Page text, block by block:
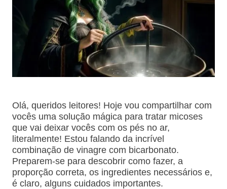
Olá, queridos leitores! Hoje vou compartilhar com
vocês uma solução mágica para tratar micoses
que vai deixar vocês com os pés no ar,
literalmente! Estou falando da incrível
combinação de vinagre com bicarbonato.
Preparem-se para descobrir como fazer, a
proporção correta, os ingredientes necessários e,
é claro, alguns cuidados importantes.